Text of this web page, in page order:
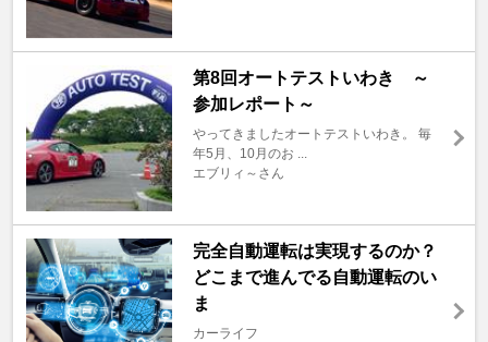
第8回オートテストいわき ～
参加レポート～
やってきましたオートテストいわき。 毎
年5月、10月のお ...
エブリィ～さん
完全自動運転は実現するのか？
どこまで進んでる自動運転のい
ま
カーライフ